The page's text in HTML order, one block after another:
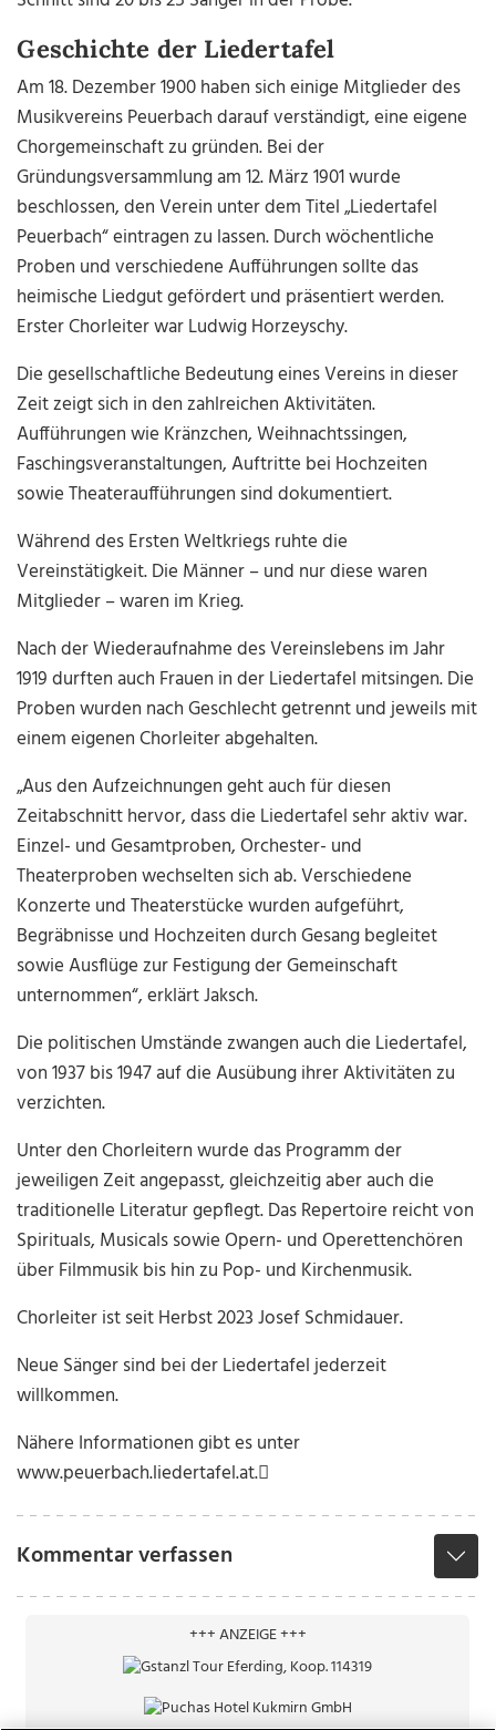
Geschichte der Liedertafel
Am 18. Dezember 1900 haben sich einige Mitglieder des
Musikvereins Peuerbach darauf verständigt, eine eigene
Chorgemeinschaft zu gründen. Bei der
Gründungsversammlung am 12. März 1901 wurde
beschlossen, den Verein unter dem Titel „Liedertafel
Peuerbach“ eintragen zu lassen. Durch wöchentliche
Proben und verschiedene Aufführungen sollte das
heimische Liedgut gefördert und präsentiert werden.
Erster Chorleiter war Ludwig Horzeyschy.
Die gesellschaftliche Bedeutung eines Vereins in dieser
Zeit zeigt sich in den zahlreichen Aktivitäten.
Aufführungen wie Kränzchen, Weihnachtssingen,
Faschingsveranstaltungen, Auftritte bei Hochzeiten
sowie Theateraufführungen sind dokumentiert.
Während des Ersten Weltkriegs ruhte die
Vereinstätigkeit. Die Männer – und nur diese waren
Mitglieder – waren im Krieg.
Nach der Wiederaufnahme des Vereinslebens im Jahr
1919 durften auch Frauen in der Liedertafel mitsingen. Die
Proben wurden nach Geschlecht getrennt und jeweils mit
einem eigenen Chorleiter abgehalten.
„Aus den Aufzeichnungen geht auch für diesen
Zeitabschnitt hervor, dass die Liedertafel sehr aktiv war.
Einzel- und Gesamtproben, Orchester- und
Theaterproben wechselten sich ab. Verschiedene
Konzerte und Theaterstücke wurden aufgeführt,
Begräbnisse und Hochzeiten durch Gesang begleitet
sowie Ausflüge zur Festigung der Gemeinschaft
unternommen“, erklärt Jaksch.
Die politischen Umstände zwangen auch die Liedertafel,
von 1937 bis 1947 auf die Ausübung ihrer Aktivitäten zu
verzichten.
Unter den Chorleitern wurde das Programm der
jeweiligen Zeit angepasst, gleichzeitig aber auch die
traditionelle Literatur gepflegt. Das Repertoire reicht von
Spirituals, Musicals sowie Opern- und Operettenchören
über Filmmusik bis hin zu Pop- und Kirchenmusik.
Chorleiter ist seit Herbst 2023 Josef Schmidauer.
Neue Sänger sind bei der Liedertafel jederzeit
willkommen.
Nähere Informationen gibt es unter
www.peuerbach.liedertafel.at.
Kommentar verfassen
+++ ANZEIGE +++